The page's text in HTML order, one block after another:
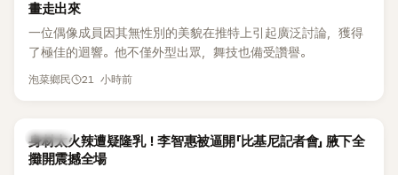
畫走出來
一位偶像成員因其無性別的美貌在推特上引起廣泛討論，獲得
了極佳的迴響。他不僅外型出眾，舞技也備受讚譽。
泡菜鄉民 21 小時前
K-POP
身材太火辣遭疑隆乳！李智惠被逼開「比基尼記者會」 腋下全
攤開震撼全場